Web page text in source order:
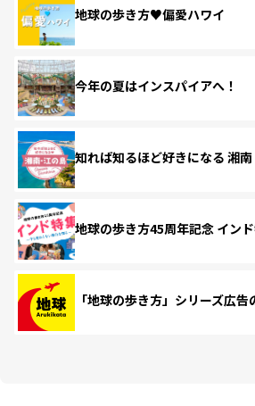
地球の歩き方♥偏愛ハワイ
今年の夏はインスパイアへ！
知れば知るほど好きになる 湘
地球の歩き方45周年記念 イン
「地球の歩き方」シリーズ広告